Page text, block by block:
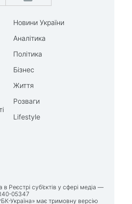
Новини України
Аналітика
Політика
Бізнес
Життя
Розваги
Lifestyle
в Реєстрі суб’єктів у сфері медіа —
05347
Україна» має тримовну версію